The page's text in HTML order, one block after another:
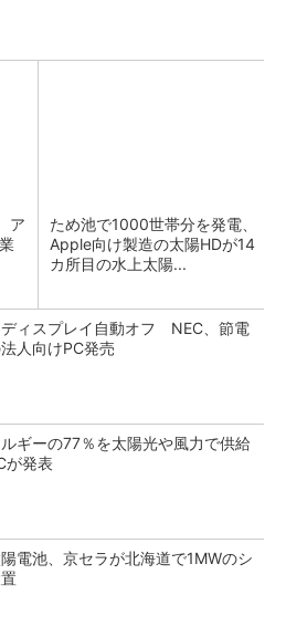
ア
ため池で1000世帯分を発電、
Apple向け製造の太陽HDが14
カ所目の水上太陽...
ィスプレイ自動オフ NEC、節電
人向けPC発売
ギーの77％を太陽光や風力で供給
が発表
電池、京セラが北海道で1MWのシ